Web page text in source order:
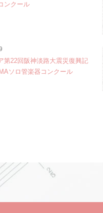
ンクール
第22回阪神淡路大震災復興記
ソロ管楽器コンクール